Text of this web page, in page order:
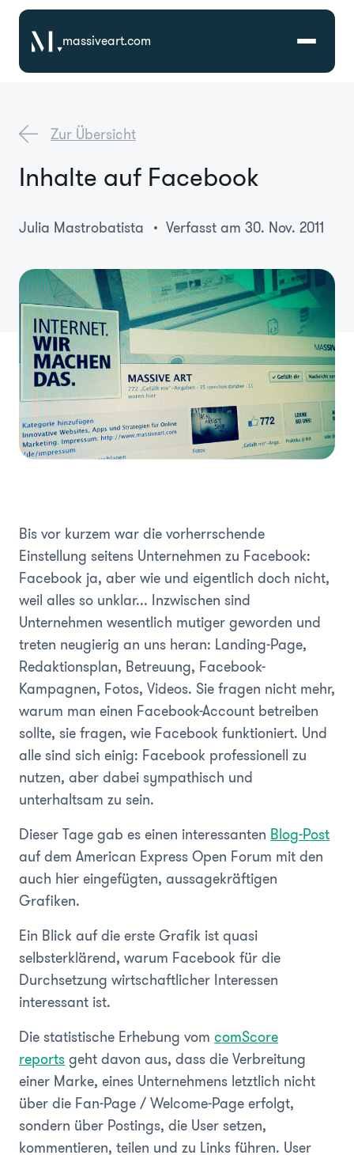
massiveart.com
Karriere
Über Uns
Zur Übersicht
Inhalte auf Facebook
Julia Mastrobatista Verfasst am 30. Nov. 2011
Bis vor kurzem war die vorherrschende
Einstellung seitens Unternehmen zu Facebook:
Facebook ja, aber wie und eigentlich doch nicht,
weil alles so unklar... Inzwischen sind
Unternehmen wesentlich mutiger geworden und
treten neugierig an uns heran: Landing-Page,
Redaktionsplan, Betreuung, Facebook-
Kampagnen, Fotos, Videos. Sie fragen nicht mehr,
warum man einen Facebook-Account betreiben
sollte, sie fragen, wie Facebook funktioniert. Und
alle sind sich einig: Facebook professionell zu
nutzen, aber dabei sympathisch und
unterhaltsam zu sein.
Dieser Tage gab es einen interessanten Blog-Post
auf dem American Express Open Forum mit den
auch hier eingefügten, aussagekräftigen
Grafiken.
Ein Blick auf die erste Grafik ist quasi
selbsterklärend, warum Facebook für die
Durchsetzung wirtschaftlicher Interessen
interessant ist.
Die statistische Erhebung vom comScore
reportsgeht davon aus, dass die Verbreitung
einer Marke, eines Unternehmens letztlich nicht
über die Fan-Page / Welcome-Page erfolgt,
sondern über Postings, die User setzen,
kommentieren, teilen und zu Links führen. User